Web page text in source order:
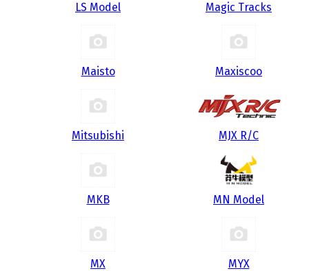
LS Model Magic Tracks
Maisto Maxiscoo
Mitsubishi MJX R/C
MKB MN Model
MX MYX